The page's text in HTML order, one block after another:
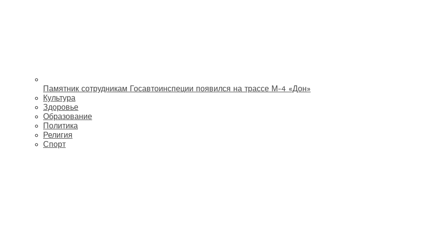
Памятник сотрудникам Госавтоинспеции появился на трассе М-4 «Дон»
Культура
Здоровье
Образование
Политика
Религия
Спорт